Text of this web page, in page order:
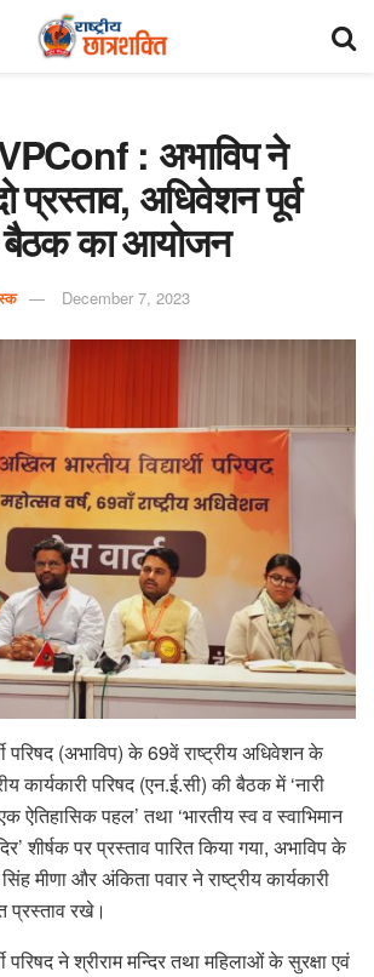
: अभाविप ने
प्रस्ताव, अधिवेशन पूर्व
का आयोजन
December 7, 2023
परिषद (अभाविप) के 69वें राष्ट्रीय अधिवेशन के
कार्यकारी परिषद (एन.ई.सी) की बैठक में ‘नारी
ऐतिहासिक पहल’ तथा ‘भारतीय स्व व स्वाभिमान
शीर्षक पर प्रस्ताव पारित किया गया, अभाविप के
मीणा और अंकिता पवार ने राष्ट्रीय कार्यकारी
प्रस्ताव रखे।
परिषद ने श्रीराम मन्दिर तथा महिलाओं के सुरक्षा एवं